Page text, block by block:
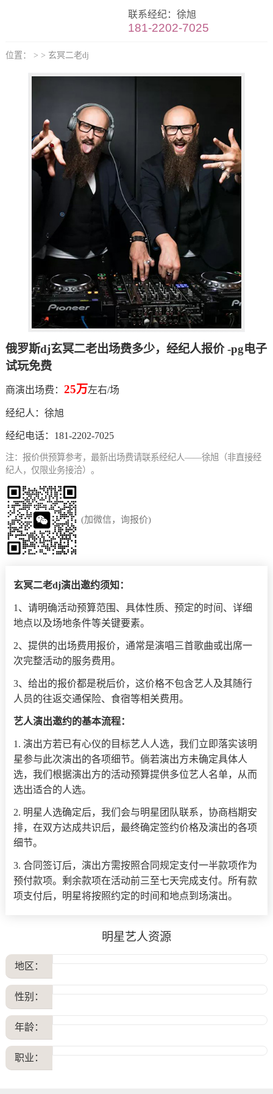
联系经纪：徐旭
181-2202-7025
位置： > > 玄冥二老dj
俄罗斯dj玄冥二老出场费多少，经纪人报价 -pg电子
试玩免费
商演出场费： 25万左右/场
经纪人： 徐旭
经纪电话： 181-2202-7025
注：报价供预算参考，最新出场费请联系经纪人——徐旭（非直接经
纪人，仅限业务接洽）。
(加微信，询报价)
玄冥二老dj演出邀约须知：
1、请明确活动预算范围、具体性质、预定的时间、详细
地点以及场地条件等关键要素。
2、提供的出场费用报价，通常是演唱三首歌曲或出席一
次完整活动的服务费用。
3、给出的报价都是税后价，这价格不包含艺人及其随行
人员的往返交通保险、食宿等相关费用。
艺人演出邀约的基本流程：
1. 演出方若已有心仪的目标艺人人选，我们立即落实该明
星参与此次演出的各项细节。倘若演出方未确定具体人
选，我们根据演出方的活动预算提供多位艺人名单，从而
选出适合的人选。
2. 明星人选确定后，我们会与明星团队联系，协商档期安
排，在双方达成共识后，最终确定签约价格及演出的各项
细节。
3. 合同签订后，演出方需按照合同规定支付一半款项作为
预付款项。剩余款项在活动前三至七天完成支付。所有款
项支付后，明星将按照约定的时间和地点到场演出。
明星艺人资源
地区：
性别：
年龄：
职业：